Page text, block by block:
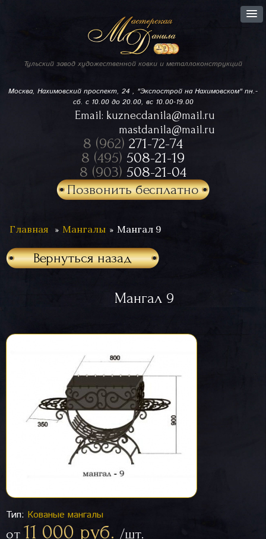
Тульский завод художественной ковки и металлоконструкций
Москва, Нахимовский проспект, 24 , "Экспострой на Нахимовском"пн.-
сб. с 10.00 до 20.00, вс 10.00-19.00
Email: kuznecdanila@mail.ru
mastdanila@mail.ru
8 (962) 271-72-74
8 (495) 508-21-19
8 (903) 508-21-04
Позвонить бесплатно
Главная Мангалы Мангал 9
Вернуться назад
Мангал 9
Тип: Кованые мангалы
от 11 000 руб. /шт.